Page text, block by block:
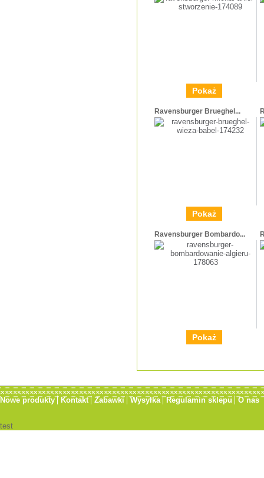
Pokaż
Ravensburger Brueghel...
Pokaż
Ravensburger Bombardo...
Pokaż
Nowe produkty Kontakt Zabawki Wysyłka Regulamin sklepu O nas
test